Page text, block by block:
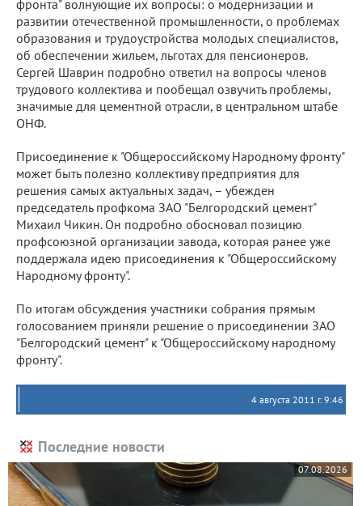
фронта" волнующие их вопросы: о модернизации и
развитии отечественной промышленности, о проблемах
образования и трудоустройства молодых специалистов,
об обеспечении жильем, льготах для пенсионеров.
Сергей Шаврин подробно ответил на вопросы членов
трудового коллектива и пообещал озвучить проблемы,
значимые для цементной отрасли, в центральном штабе
ОНФ.
Присоединение к "Общероссийскому Народному фронту"
может быть полезно коллективу предприятия для
решения самых актуальных задач, – убежден
председатель профкома ЗАО "Белгородский цемент"
Михаил Чикин. Он подробно обосновал позицию
профсоюзной организации завода, которая ранее уже
поддержала идею присоединения к "Общероссийскому
Народному фронту".
По итогам обсуждения участники собрания прямым
голосованием приняли решение о присоединении ЗАО
"Белгородский цемент" к "Общероссийскому народному
фронту".
4 августа 2011 г. 9:46
Последние новости
07.08.2026